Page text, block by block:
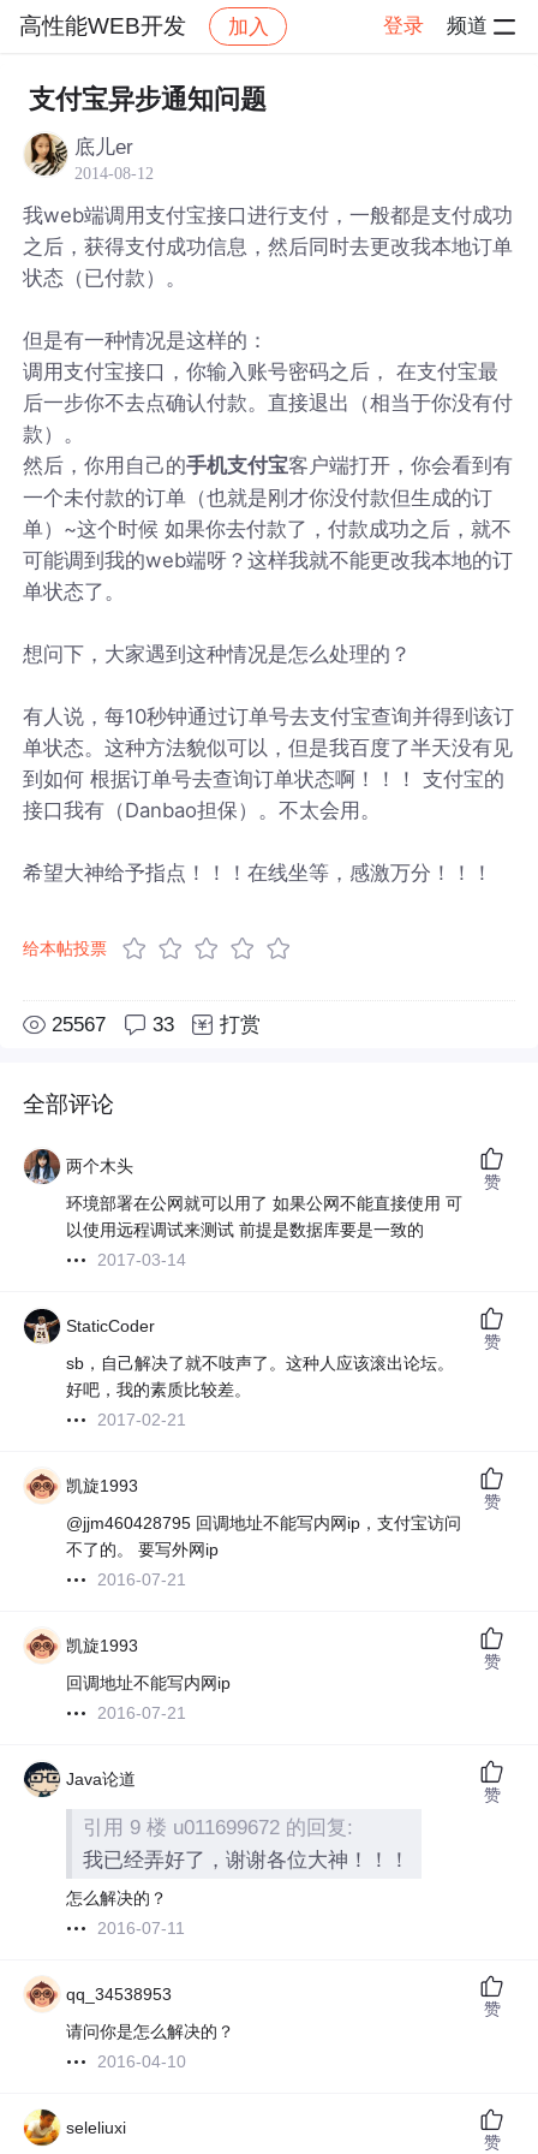
高性能WEB开发 加入 登录 频道
社区 高性能WEB开发
支付宝异步通知问题
底儿er
2014-08-12
我web端调用支付宝接口进行支付，一般都是支付成功
之后，获得支付成功信息，然后同时去更改我本地订单
状态（已付款）。
但是有一种情况是这样的：
调用支付宝接口，你输入账号密码之后， 在支付宝最
后一步你不去点确认付款。直接退出（相当于你没有付
款）。
然后，你用自己的手机支付宝客户端打开，你会看到有
一个未付款的订单（也就是刚才你没付款但生成的订
单）~这个时候 如果你去付款了，付款成功之后，就不
可能调到我的web端呀？这样我就不能更改我本地的订
单状态了。
想问下，大家遇到这种情况是怎么处理的？
有人说，每10秒钟通过订单号去支付宝查询并得到该订
单状态。这种方法貌似可以，但是我百度了半天没有见
到如何 根据订单号去查询订单状态啊！！！ 支付宝的
接口我有（Danbao担保）。不太会用。
希望大神给予指点！！！在线坐等，感激万分！！！
给本帖投票
25567 33 打赏
全部评论
两个木头
环境部署在公网就可以用了 如果公网不能直接使用 可
以使用远程调试来测试 前提是数据库要是一致的
2017-03-14
赞
StaticCoder
sb，自己解决了就不吱声了。这种人应该滚出论坛。
好吧，我的素质比较差。
2017-02-21
赞
凯旋1993
@jjm460428795 回调地址不能写内网ip，支付宝访问
不了的。 要写外网ip
2016-07-21
赞
凯旋1993
回调地址不能写内网ip
2016-07-21
赞
Java论道
引用 9 楼 u011699672 的回复:
我已经弄好了，谢谢各位大神！！！
怎么解决的？
2016-07-11
赞
qq_34538953
请问你是怎么解决的？
2016-04-10
赞
seleliuxi
赞